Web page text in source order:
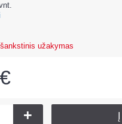
Išankstinis užakymas
+